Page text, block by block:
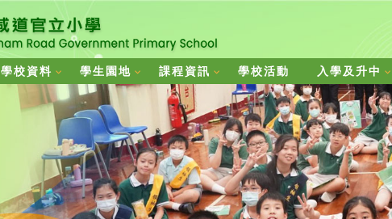
學校資料 學生園地 課程資訊 學校活動 入學及升中